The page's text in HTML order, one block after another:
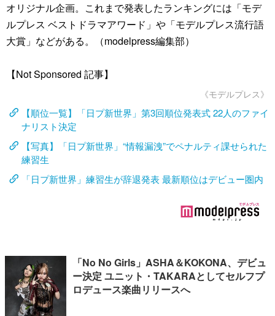
オリジナル企画。これまで発表したランキングには「モデ
ルプレス ベストドラマアワード」や「モデルプレス流行語
大賞」などがある。（modelpress編集部）
【Not Sponsored 記事】
《モデルプレス》
【順位一覧】「日プ新世界」第3回順位発表式 22人のファイ
ナリスト決定
【写真】「日プ新世界」“情報漏洩”でペナルティ課せられた
練習生
「日プ新世界」練習生が辞退発表 最新順位はデビュー圏内
「No No Girls」ASHA＆KOKONA、デビュ
ー決定 ユニット・TAKARAとしてセルフプ
ロデュース楽曲リリースへ